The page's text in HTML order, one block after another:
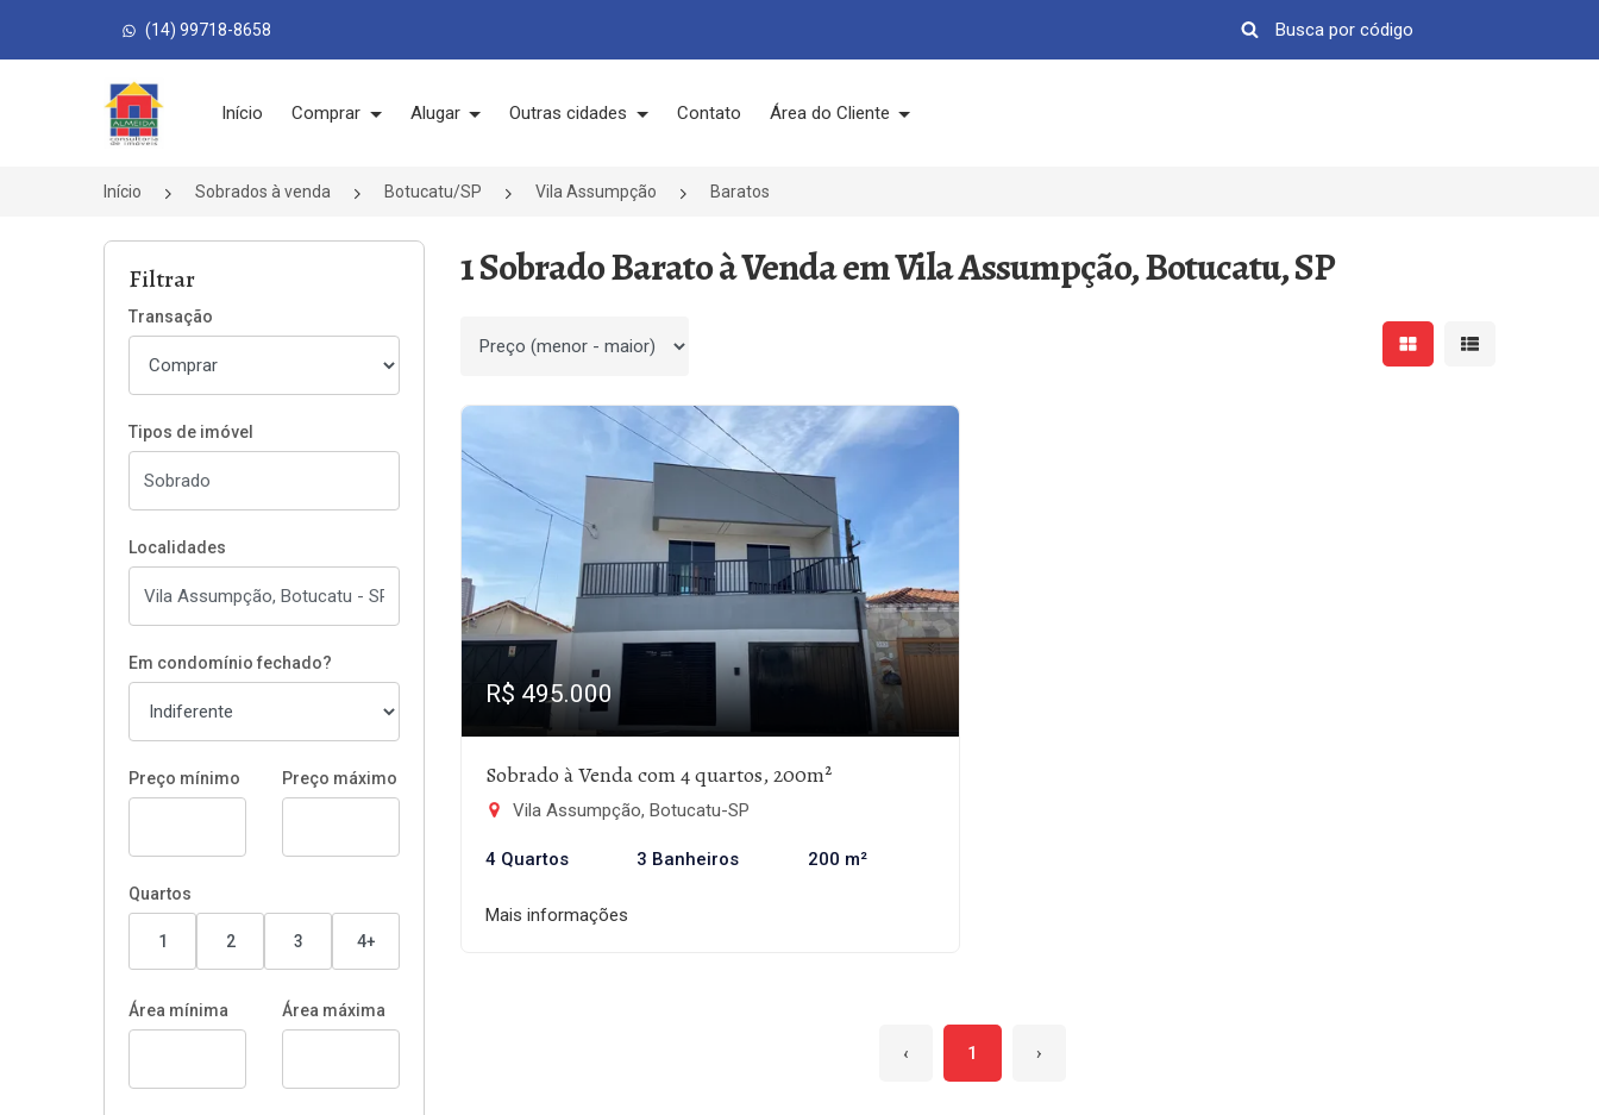
(14) 99718-8658
Página inicial
Início Comprar Alugar Outras cidades Contato Área do Cliente
Início Sobrados à venda Botucatu/SP Vila Assumpção Baratos
Filtrar
Transação
Tipos de imóvel
Localidades
Em condomínio fechado?
Preço mínimo Preço máximo
Quartos
1 2 3 4+
Área mínima Área máxima
1 Sobrado Barato à Venda em Vila Assumpção, Botucatu, SP
Ordenar por Mostrar resultados em
Mostrar
R$ 495.000
Sobrado à Venda com 4 quartos, 200m²
Vila Assumpção, Botucatu-SP
4 Quartos 3 Banheiros 200 m²
Mais informações
‹ 1 ›